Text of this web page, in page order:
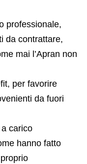
professionale,
da contrattare,
mai l’Apran non
per favorire
da fuori
carico
hanno fatto